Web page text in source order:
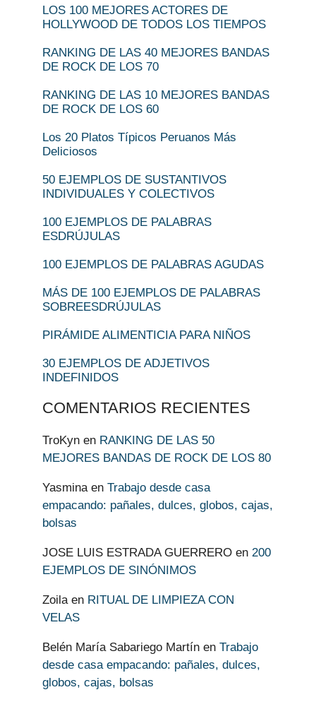
LOS 100 MEJORES ACTORES DE
HOLLYWOOD DE TODOS LOS TIEMPOS
RANKING DE LAS 40 MEJORES BANDAS
DE ROCK DE LOS 70
RANKING DE LAS 10 MEJORES BANDAS
DE ROCK DE LOS 60
Los 20 Platos Típicos Peruanos Más
Deliciosos
50 EJEMPLOS DE SUSTANTIVOS
INDIVIDUALES Y COLECTIVOS
100 EJEMPLOS DE PALABRAS
ESDRÚJULAS
100 EJEMPLOS DE PALABRAS AGUDAS
MÁS DE 100 EJEMPLOS DE PALABRAS
SOBREESDRÚJULAS
PIRÁMIDE ALIMENTICIA PARA NIÑOS
30 EJEMPLOS DE ADJETIVOS
INDEFINIDOS
COMENTARIOS RECIENTES
TroKyn en RANKING DE LAS 50
MEJORES BANDAS DE ROCK DE LOS 80
Yasminaen Trabajo desde casa
empacando: pañales, dulces, globos, cajas,
bolsas
JOSE LUIS ESTRADA GUERRERO en 200
EJEMPLOS DE SINÓNIMOS
Zoilaen RITUAL DE LIMPIEZA CON
VELAS
Belén María Sabariego Martín en Trabajo
desde casa empacando: pañales, dulces,
globos, cajas, bolsas